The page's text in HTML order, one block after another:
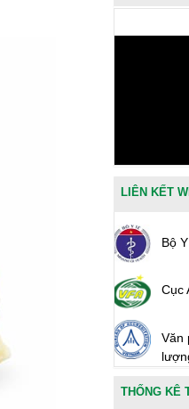
LIÊN KẾT
Bộ
Cục
Văn
Bộ
THỐNG KÊ